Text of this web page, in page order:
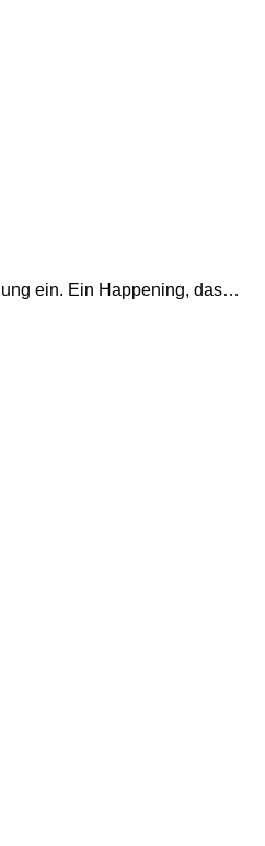
ein. Ein Happening, das…